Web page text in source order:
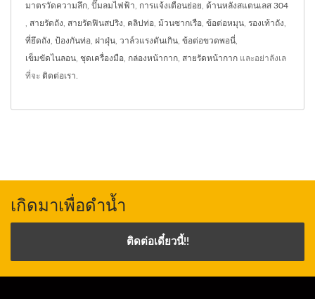
มาตรวัดความลึก ปั๊มลมไฟฟ้า การแจ้งเตือนย่อย ด้านหลังสแตนเลส 304
สายรัดถัง สายรัดฟินสปริง คลิปท่อ ม้วนซากเรือ ข้อต่อหมุน รองเท้าถัง
ที่ยึดถัง ป้องกันท่อ ฝาฝุ่น วาล์วแรงดันเกิน ข้อต่อขวดพอนี่
เข็มขัดไนลอน ชุดเครื่องมือ กล่องหน้ากาก สายรัดหน้ากาก และอย่าลังเล
ที่จะ ติดต่อเรา
เกิดมาเพื่อดำน้ำ
ติดต่อเดี๋ยวนี้!!